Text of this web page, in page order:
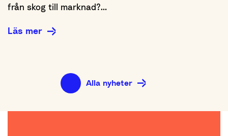
från skog till marknad?…
Läs mer
Alla nyheter